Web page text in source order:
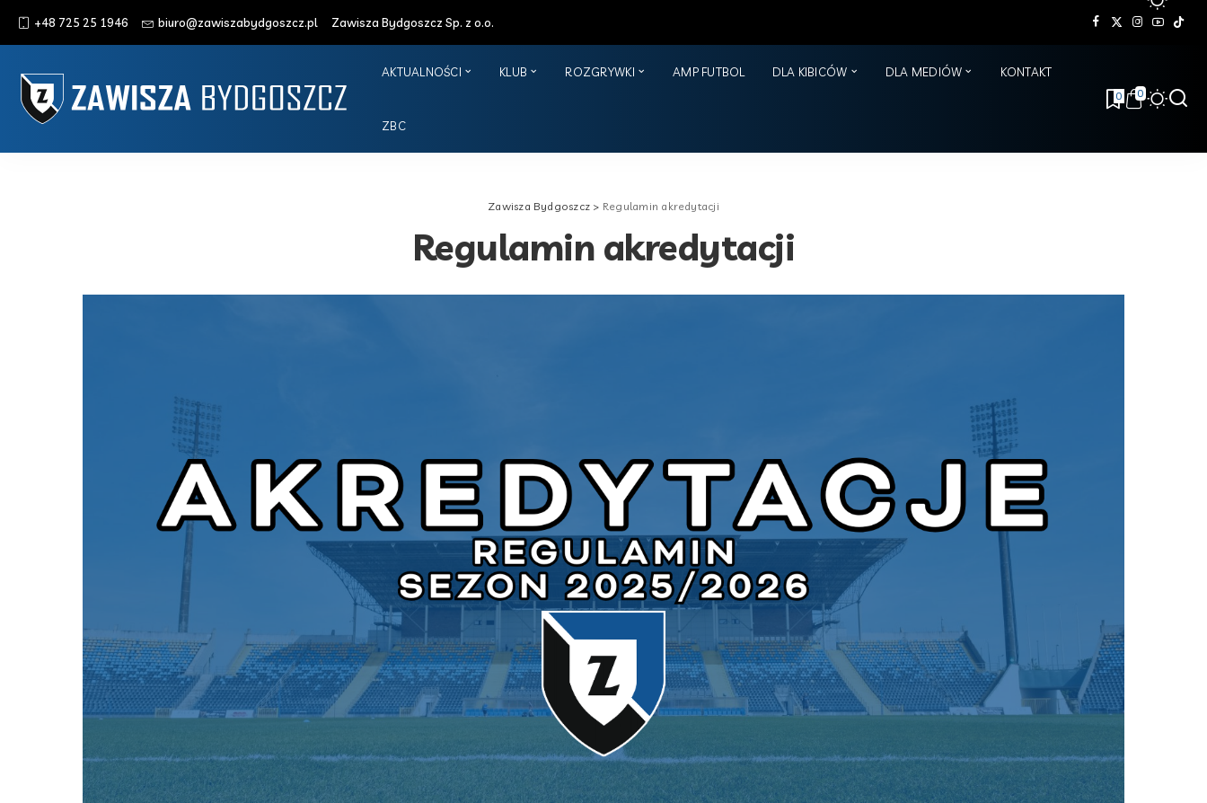
+48 725 25 1946 biuro@zawiszabydgoszcz.pl Zawisza Bydgoszcz Sp. z o.o.
AKTUALNOŚCI KLUB ROZGRYWKI AMP FUTBOL DLA KIBICÓW DLA MEDIÓW KONTAKT
ZBC
0 0
Zawisza Bydgoszcz > Regulamin akredytacji
Regulamin akredytacji